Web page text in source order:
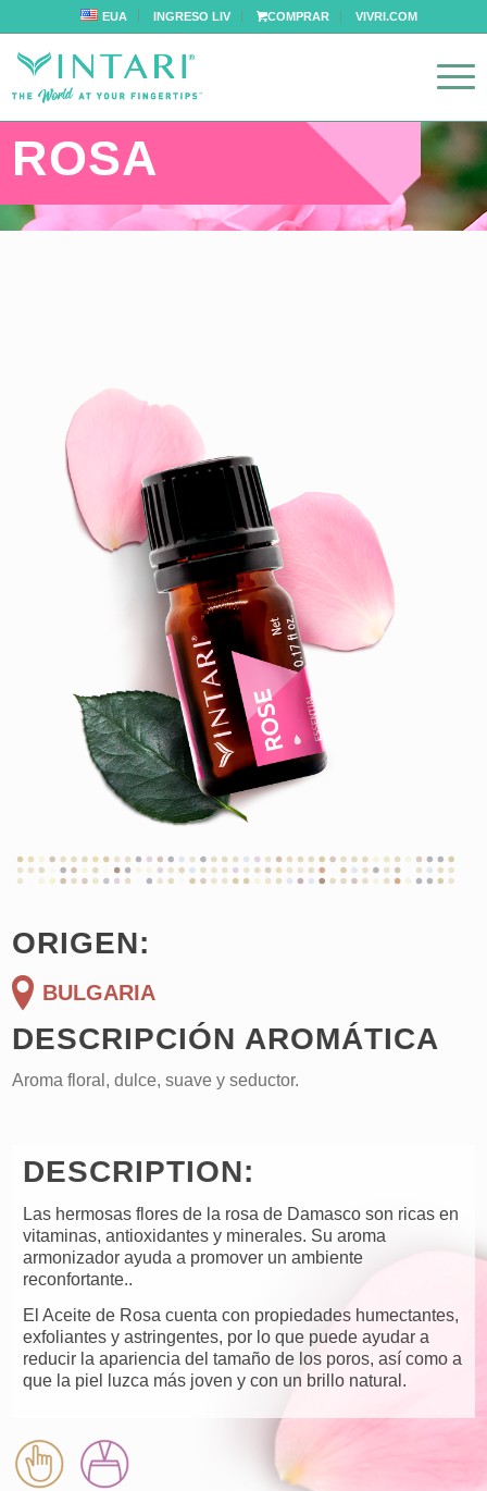
EUA INGRESO LIV COMPRAR VIVRI.COM
ROSA
ORIGEN:
BULGARIA
DESCRIPCIÓN AROMÁTICA
Aroma floral, dulce, suave y seductor.
DESCRIPTION:
Las hermosas flores de la rosa de Damasco son ricas en
vitaminas, antioxidantes y minerales. Su aroma
armonizador ayuda a promover un ambiente
reconfortante..
El Aceite de Rosa cuenta con propiedades humectantes,
exfoliantes y astringentes, por lo que puede ayudar a
reducir la apariencia del tamaño de los poros, así como a
que la piel luzca más joven y con un brillo natural.